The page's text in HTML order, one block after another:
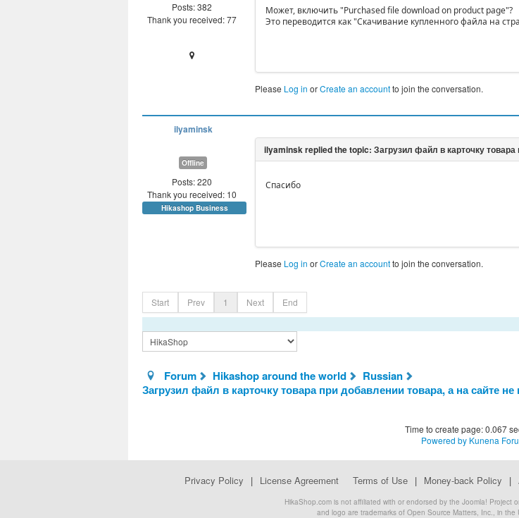
Posts: 382
Thank you received: 77
Может, включить "Purchased file download on product page"?
Это переводится как "Скачивание купленного файла на
Please Log in orCreate an accountto join the conversation.
ilyaminsk
Offline
Posts: 220
Thank you received: 10
Hikashop Business
Спасибо
Please Log in orCreate an accountto join the conversation.
Start Prev 1 Next End
Forum Hikashop around the world
Russian
Загрузил файл в карточку товара при добавлении товара, а на сайте не
Time to create page: 0.067
Powered by Kunena
Privacy Policy | License Agreement Terms of Use | Money-back Policy |
HikaShop.com is not affiliated with or endorsed by the Joomla! Project
and logo are trademarks of Open Source Matters, Inc., in